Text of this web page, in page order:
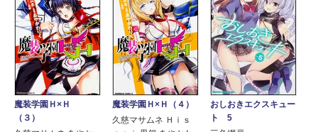
魔装学園Ｈ×Ｈ
（３）
魔装学園Ｈ×Ｈ（４）
久慈マサムネ Ｈｉｓ
おしおきエクスキュー
ト 5